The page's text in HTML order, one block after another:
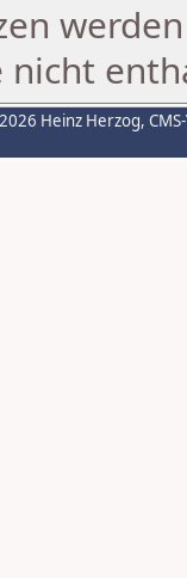
nicht
Heinz Herzog,